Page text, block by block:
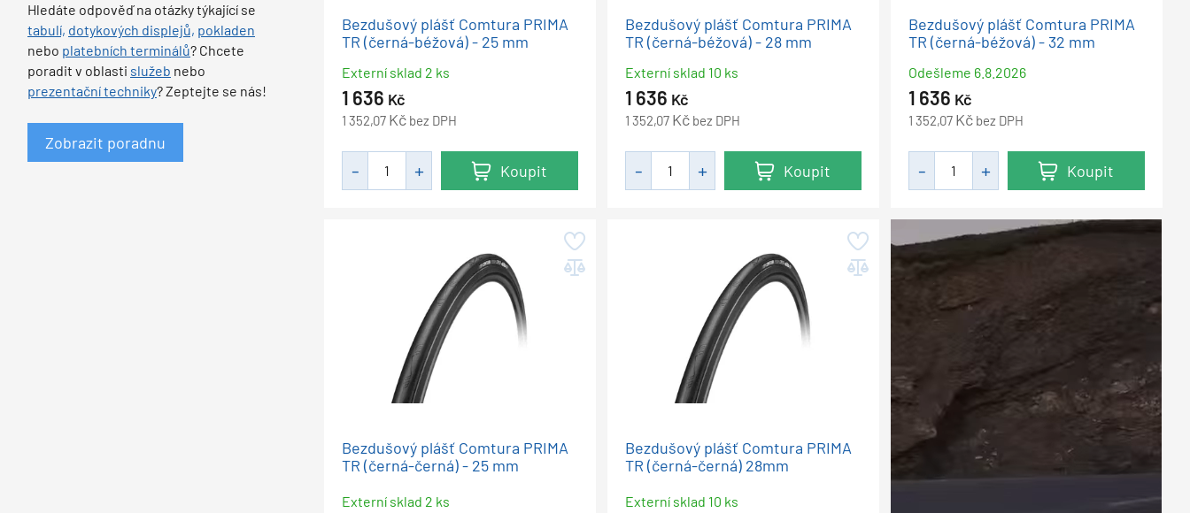
Hledáte odpověď na otázky týkající se
tabulí, dotykových displejů, pokladen
nebo platebních terminálů? Chcete
poradit v oblasti služeb nebo
prezentační techniky? Zeptejte se nás!
Zobrazit poradnu
Bezdušový plášť Comtura PRIMA
TR (černá-béžová) - 25 mm
Externí sklad 2 ks
1 636 Kč
1 352,07 Kč bez DPH
Koupit
Bezdušový plášť Comtura PRIMA
TR (černá-béžová) - 28 mm
Externí sklad 10 ks
1 636 Kč
1 352,07 Kč bez DPH
Koupit
Bezdušový plášť Comtura PRIMA
TR (černá-béžová) - 32 mm
Odešleme 6.8.2026
1 636 Kč
1 352,07 Kč bez DPH
Koupit
Bezdušový plášť Comtura PRIMA
TR (černá-černá) - 25 mm
Externí sklad 2 ks
Bezdušový plášť Comtura PRIMA
TR (černá-černá) 28mm
Externí sklad 10 ks